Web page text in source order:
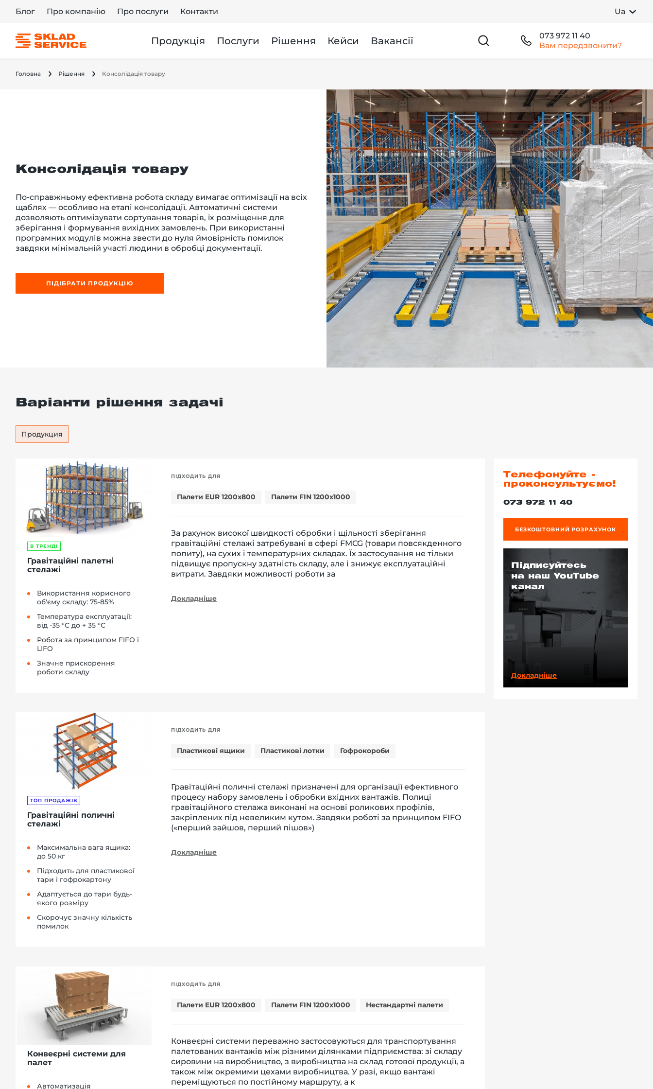
Блог Про компанію Про послуги Контакти Ua
Продукція Послуги Рішення Кейси Вакансії
073 972 11 40
Вам передзвонити?
Головна Рішення Консолідація товару
Консолідація товару
По-справжньому ефективна робота складу вимагає оптимізації на всіх
щаблях — особливо на етапі консолідації. Автоматичні системи
дозволяють оптимізувати сортування товарів, їх розміщення для
зберігання і формування вихідних замовлень. При використанні
програмних модулів можна звести до нуля ймовірність помилок
завдяки мінімальній участі людини в обробці документації.
ПІДІБРАТИ ПРОДУКЦІЮ
Варіанти рішення задачі
Продукция
В ТРЕНДІ
Гравітаційні палетні
стелажі
Використання корисного
об'єму складу: 75-85%
Температура експлуатації:
від -35 °С до + 35 °С
Робота за принципом FIFO і
LIFO
Значне прискорення
роботи складу
ПІДХОДИТЬ ДЛЯ
Палети EUR 1200x800 Палети FIN 1200x1000
За рахунок високої швидкості обробки і щільності зберігання
гравітаційні стелажі затребувані в сфері FMCG (товари повсякденного
попиту), на сухих і температурних складах. Їх застосування не тільки
підвищує пропускну здатність складу, але і знижує експлуатаційні
витрати. Завдяки можливості роботи за
Докладніше
ТОП ПРОДАЖІВ
Гравітаційні поличні
стелажі
Максимальна вага ящика:
до 50 кг
Підходить для пластикової
тари і гофрокартону
Адаптується до тари будь-
якого розміру
Cкорочує значну кількість
помилок
ПІДХОДИТЬ ДЛЯ
Пластикові ящики Пластикові лотки Гофрокороби
Гравітаційні поличні стелажі призначені для організації ефективного
процесу набору замовлень і обробки вхідних вантажів. Полиці
гравітаційного стелажа виконані на основі роликових профілів,
закріплених під невеликим кутом. Завдяки роботі за принципом FIFO
(«перший зайшов, перший пішов»)
Докладніше
Конвеєрні системи для
палет
Автоматизація
ПІДХОДИТЬ ДЛЯ
Палети EUR 1200x800 Палети FIN 1200x1000 Нестандартні палети
Конвеєрні системи переважно застосовуються для транспортування
палетованих вантажів між різними ділянками підприємства: зі складу
сировини на виробництво, з виробництва на склад готової продукції, а
також між окремими цехами виробництва. У разі, якщо вантажі
переміщуються по постійному маршруту, а к
Телефонуйте -
проконсультуємо!
073 972 11 40
БЕЗКОШТОВНИЙ РОЗРАХУНОК
Підписуйтесь
на наш YouTube
канал
Докладніше